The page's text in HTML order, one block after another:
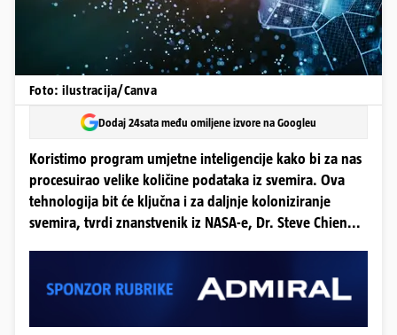
Foto: ilustracija/Canva
Dodaj 24sata među omiljene izvore na Googleu
Koristimo program umjetne inteligencije kako bi za nas
procesuirao velike količine podataka iz svemira. Ova
tehnologija bit će ključna i za daljnje koloniziranje
svemira, tvrdi znanstvenik iz NASA-e, Dr. Steve Chien...